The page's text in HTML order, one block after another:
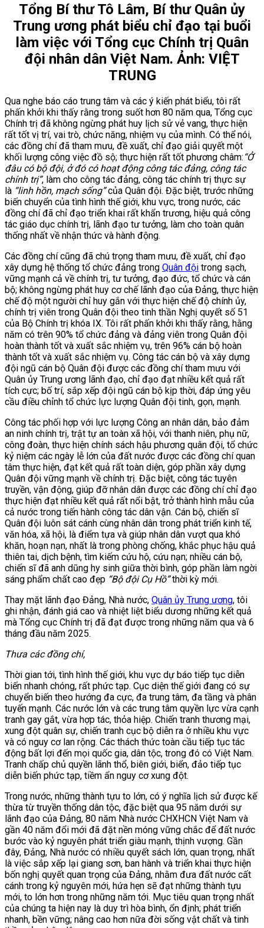
Tổng Bí thư Tô Lâm, Bí thư Quân ủy
Trung ương phát biểu chỉ đạo tại buổi
làm việc với Tổng cục Chính trị Quân
đội nhân dân Việt Nam. Ảnh: VIỆT
TRUNG
Qua nghe báo cáo trung tâm và các ý kiến phát biểu, tôi rất
phấn khởi khi thấy rằng trong suốt hơn 80 năm qua, Tổng cục
Chính trị đã không ngừng phát huy lịch sử vẻ vang, thực hiện
rất tốt vị trí, vai trò, chức năng, nhiệm vụ của mình. Có thể nói,
các đồng chí đã tham mưu, đề xuất, chỉ đạo giải quyết một
khối lượng công việc đồ sộ; thực hiện rất tốt phương châm: “Ở
đâu có bộ đội, ở đó có hoạt động công tác đảng, công tác
chính trị”, làm cho công tác đảng, công tác chính trị thực sự
là “linh hồn, mạch sống” của Quân đội. Đặc biệt, trước những
biến chuyển của tình hình thế giới, khu vực, trong nước, các
đồng chí đã chỉ đạo triển khai rất khẩn trương, hiệu quả công
tác giáo dục chính trị, lãnh đạo tư tưởng, làm cho toàn quân
thống nhất về nhận thức và hành động.
Các đồng chí cũng đã chú trọng tham mưu, đề xuất, chỉ đạo
xây dựng hệ thống tổ chức đảng trong Quân đội trong sạch,
vững mạnh cả về chính trị, tư tưởng, đạo đức, tổ chức và cán
bộ; không ngừng phát huy cơ chế lãnh đạo của Đảng, thực hiện
chế độ một người chỉ huy gắn với thực hiện chế độ chính ủy,
chính trị viên trong Quân đội theo tinh thần Nghị quyết số 51
của Bộ Chính trị khóa IX. Tôi rất phấn khởi khi thấy rằng, hằng
năm có trên 90% tổ chức đảng và đảng viên trong Quân đội
hoàn thành tốt và xuất sắc nhiệm vụ, trên 96% cán bộ hoàn
thành tốt và xuất sắc nhiệm vụ. Công tác cán bộ và xây dựng
đội ngũ cán bộ Quân đội được các đồng chí tham mưu với
Quân ủy Trung ương lãnh đạo, chỉ đạo đạt nhiều kết quả rất
tích cực; bố trí, sắp xếp đội ngũ cán bộ kịp thời, đáp ứng yêu
cầu điều chỉnh tổ chức lực lượng Quân đội tinh, gọn, mạnh.
Công tác phối hợp với lực lượng Công an nhân dân, bảo đảm
an ninh chính trị, trật tự an toàn xã hội, với thanh niên, phụ nữ,
công đoàn, thực hiện chính sách hậu phương quân đội, tổ chức
kỷ niệm các ngày lễ lớn của đất nước được các đồng chí quan
tâm thực hiện, đạt kết quả rất toàn diện, góp phần xây dựng
Quân đội vững mạnh về chính trị. Đặc biệt, công tác tuyên
truyền, vận động, giúp đỡ nhân dân được các đồng chí chỉ đạo
thực hiện đạt nhiều kết quả rất nổi bật, trở thành hình mẫu của
cả nước trong tiến hành công tác dân vận. Cán bộ, chiến sĩ
Quân đội luôn sát cánh cùng nhân dân trong phát triển kinh tế,
văn hóa, xã hội, là điểm tựa và giúp nhân dân vượt qua khó
khăn, hoạn nạn, nhất là trong phòng chống, khắc phục hậu quả
thiên tai, dịch bệnh, tìm kiếm cứu hộ, cứu nạn; nhiều cán bộ,
chiến sĩ đã anh dũng hy sinh giữa thời bình, góp phần làm ngời
sáng phẩm chất cao đẹp “Bộ đội Cụ Hồ” thời kỳ mới.
Thay mặt lãnh đạo Đảng, Nhà nước, Quân ủy Trung ương, tôi
ghi nhận, đánh giá cao và nhiệt liệt biểu dương những kết quả
mà Tổng cục Chính trị đã đạt được trong những năm qua và 6
tháng đầu năm 2025.
Thưa các đồng chí,
Thời gian tới, tình hình thế giới, khu vực dự báo tiếp tục diễn
biến nhanh chóng, rất phức tạp. Cục diện thế giới đang có sự
chuyển biến theo hướng đa cực, đa trung tâm, đa tầng và phân
tuyến mạnh. Các nước lớn và các trung tâm quyền lực vừa cạnh
tranh gay gắt, vừa hợp tác, thỏa hiệp. Chiến tranh thương mại,
xung đột quân sự, chiến tranh cục bộ diễn ra ở nhiều khu vực
và có nguy cơ lan rộng. Các thách thức toàn cầu tiếp tục tác
động bất lợi đến mọi quốc gia, dân tộc, trong đó có Việt Nam.
Tranh chấp chủ quyền lãnh thổ, biên giới, biển, đảo tiếp tục
diễn biến phức tạp, tiềm ẩn nguy cơ xung đột.
Trong nước, những thành tựu to lớn, có ý nghĩa lịch sử được kế
thừa từ truyền thống dân tộc, đặc biệt qua 95 năm dưới sự
lãnh đạo của Đảng, 80 năm Nhà nước CHXHCN Việt Nam và
gần 40 năm đổi mới đã đặt nền móng vững chắc để đất nước
bước vào kỷ nguyên phát triển giàu mạnh, thịnh vượng. Gần
đây, Đảng, Nhà nước có nhiều quyết sách lớn, quan trọng, nhất
là việc sắp xếp lại giang sơn, ban hành và triển khai thực hiện
bốn nghị quyết quan trọng của Đảng, nhằm đưa đất nước cất
cánh trong kỷ nguyên mới, hứa hẹn sẽ đạt những thành tựu
mới, to lớn hơn trong những năm tới. Mục tiêu quan trọng nhất
của chúng ta hiện nay là duy trì hòa bình, ổn định; phát triển
nhanh, bền vững; nâng cao hơn nữa đời sống vật chất và tinh